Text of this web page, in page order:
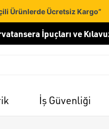
Ürünlerde Ücretsiz Kargo”
vatansera İpuçları ve
İş Güvenliği